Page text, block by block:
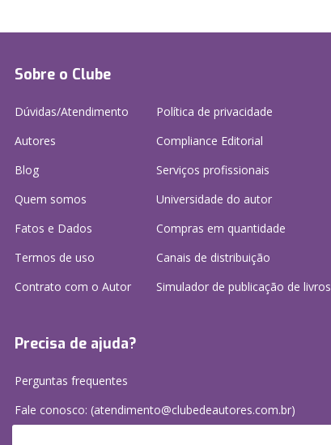
Sobre o Clube
Dúvidas/Atendimento
Autores
Blog
Quem somos
Fatos e Dados
Termos de uso
Contrato com o Autor
Política de privacidade
Compliance Editorial
Serviços profissionais
Universidade do autor
Compras em quantidade
Canais de distribuição
Simulador de publicação de livros
Precisa de ajuda?
Perguntas frequentes
Fale conosco: (atendimento@clubedeautores.com.br)